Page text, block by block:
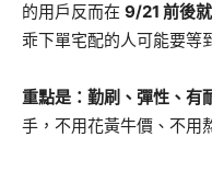
的用戶反而在 9/21 前後
乖下單宅配的人可能要等
重點是：勤刷、彈性、有
手，不用花黃牛價、不用